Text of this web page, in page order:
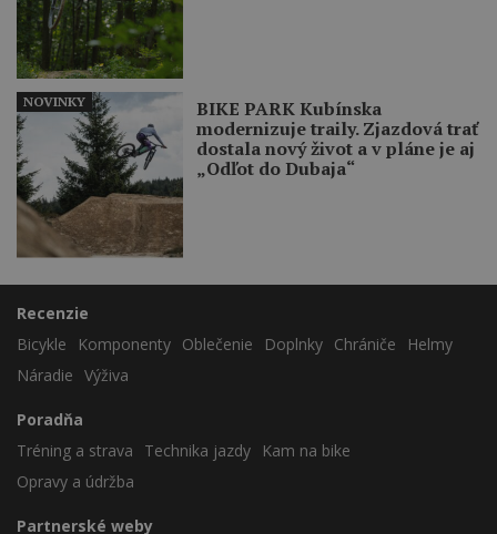
BIKE PARK Kubínska
modernizuje traily. Zjazdová trať
dostala nový život a v pláne je aj
„Odľot do Dubaja“
NOVINKY
Recenzie
Bicykle
Komponenty Oblečenie Doplnky Chrániče
Helmy
Náradie Výživa
Poradňa
Tréning a strava
Technika jazdy
Kam na bike
Opravy a údržba
Partnerské weby